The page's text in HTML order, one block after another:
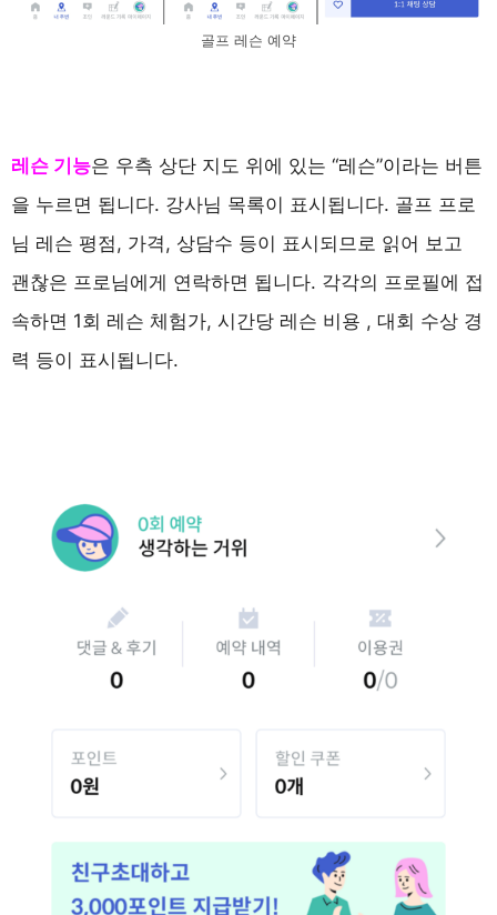
골프 레슨 예약
레슨 기능은 우측 상단 지도 위에 있는 “레슨”이라는 버튼
을 누르면 됩니다. 강사님 목록이 표시됩니다. 골프 프로
님 레슨 평점, 가격, 상담수 등이 표시되므로 읽어 보고
괜찮은 프로님에게 연락하면 됩니다. 각각의 프로필에 접
속하면 1회 레슨 체험가, 시간당 레슨 비용 , 대회 수상 경
력 등이 표시됩니다.